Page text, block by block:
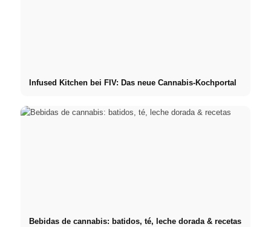
Infused Kitchen bei FIV: Das neue Cannabis-Kochportal
Bebidas de cannabis: batidos, té, leche dorada & recetas